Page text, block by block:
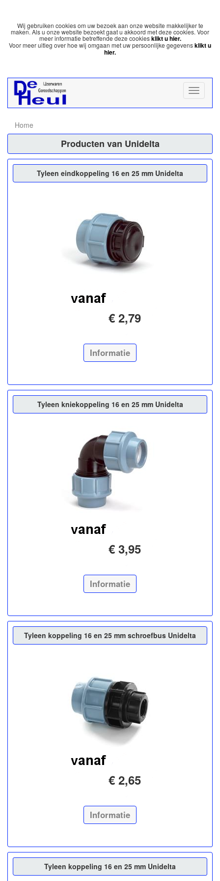
Wij gebruiken cookies om uw bezoek aan onze website makkelijker te
maken. Als u onze website bezoekt gaat u akkoord met deze cookies. Voor
meer informatie betreffende deze cookiesklikt u hier.
Voor meer uitleg over hoe wij omgaan met uw persoonlijke gegevensklikt u
hier.
Home
Producten van Unidelta
Tyleen eindkoppeling 16 en 25 mm Unidelta
€ 2,79
Informatie
Tyleen kniekoppeling 16 en 25 mm Unidelta
€ 3,95
Informatie
Tyleen koppeling 16 en 25 mm schroefbus Unidelta
€ 2,65
Informatie
Tyleen koppeling 16 en 25 mm Unidelta